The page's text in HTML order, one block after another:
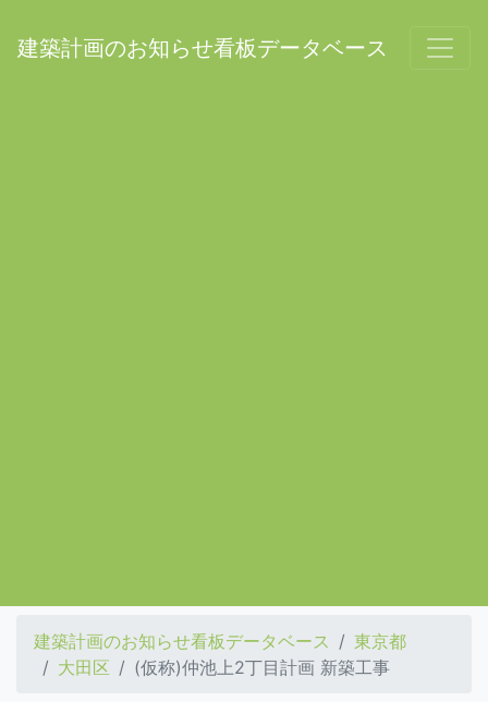
建築計画のお知らせ看板データベース
建築計画のお知らせ看板データベース
東京都
大田区
(仮称)仲池上2丁目計画 新築工事